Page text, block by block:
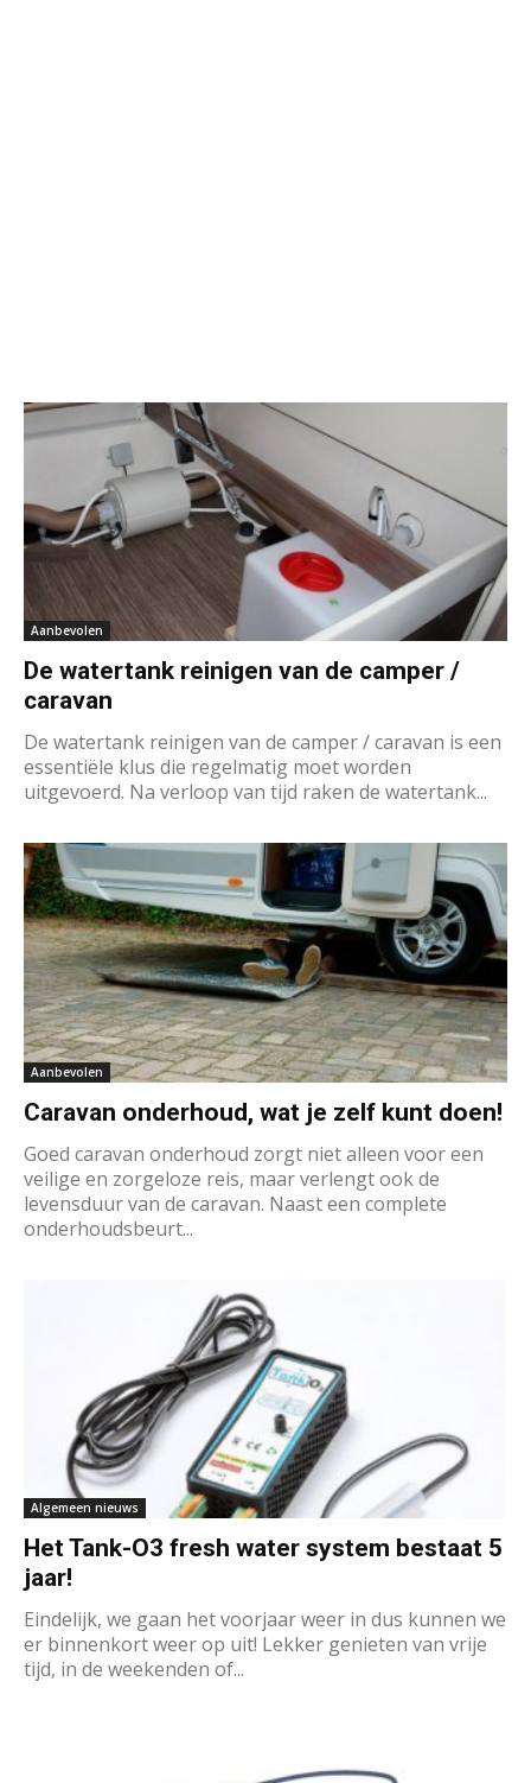
Aanbevolen
De watertank reinigen van de camper /
caravan
De watertank reinigen van de camper / caravan is een
essentiële klus die regelmatig moet worden
uitgevoerd. Na verloop van tijd raken de watertank...
Aanbevolen
Caravan onderhoud, wat je zelf kunt doen!
Goed caravan onderhoud zorgt niet alleen voor een
veilige en zorgeloze reis, maar verlengt ook de
levensduur van de caravan. Naast een complete
onderhoudsbeurt...
Algemeen nieuws
Het Tank-O3 fresh water system bestaat 5
jaar!
Eindelijk, we gaan het voorjaar weer in dus kunnen we
er binnenkort weer op uit! Lekker genieten van vrije
tijd, in de weekenden of...